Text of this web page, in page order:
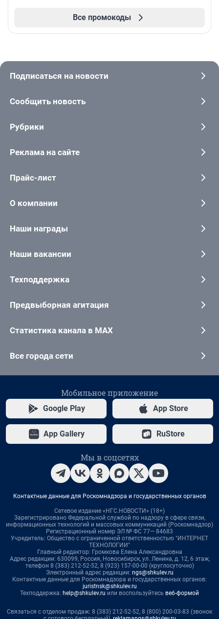
Все промокоды
Подписаться на новости
Сообщить новость
Рубрики
Реклама на сайте
Прайс-лист
О компании
Наши награды
Наши вакансии
Техподдержка
Предвыборная агитация
Статистика канала в MAX
Все города сети
Мобильное приложение
Google Play App Store
App Gallery RuStore
Мы в соцсетях
Контактные данные для Роскомнадзора и государственных органов
Сетевое издание «НГС.НОВОСТИ» (18+)
Зарегистрировано Федеральной службой по надзору в сфере связи,
информационных технологий и массовых коммуникаций (Роскомнадзор)
Регистрационный номер ЭЛ № ФС 77— 84683
Учредитель: Общество с ограниченной ответственностью "ИНТЕРНЕТ
ТЕХНОЛОГИИ"
Главный редактор: Громкова Елена Александровна
Адрес редакции: 630099, Россия, Новосибирск, ул. Ленина, д. 12, 6 этаж,
телефон 8 (383) 212-52-52, 8 (923) 157-00-00 (круглосуточно)
Электронный адрес редакции: ngs@shkulev.ru
Контактные данные для Роскомнадзора и государственных органов:
juristnsk@shkulev.ru
Техподдержка: help@shkulev.ru или воспользуйтесь веб-формой
Связаться с отделом продаж: 8 (383) 212-52-52, 8 (800) 200-03-83 (звонок